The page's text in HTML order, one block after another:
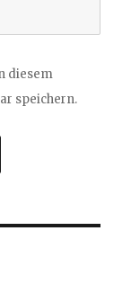
diesem
speichern.